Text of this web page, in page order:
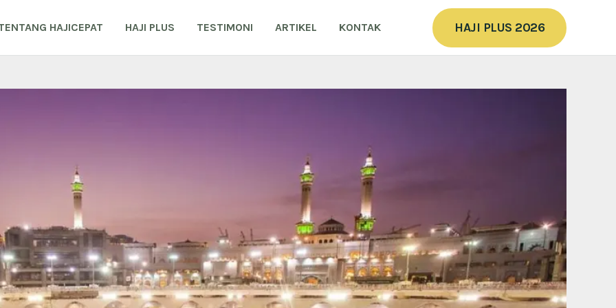
HAJICEPAT HAJI PLUS TESTIMONI ARTIKEL KONTAK HAJI PLUS 2026